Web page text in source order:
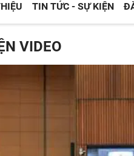
TIN TỨC - SỰ KIỆN
VIDEO